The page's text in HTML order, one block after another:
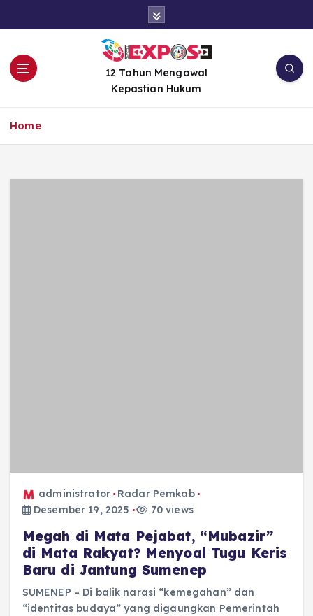
12 Tahun Mengawal
Kepastian Hukum
Home
administrator
Radar Pemkab
Desember 19, 2025
70 views
Megah di Mata Pejabat, “Mubazir”
di Mata Rakyat? Menyoal Tugu Keris
Baru di Jantung Sumenep
SUMENEP – Di balik narasi “kemegahan” dan
“identitas budaya” yang digaungkan Pemerintah